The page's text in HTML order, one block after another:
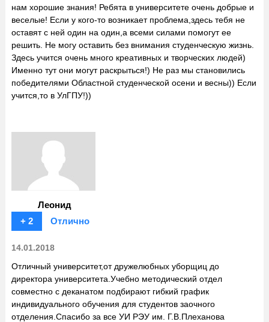
нам хорошие знания! Ребята в университете очень добрые и
веселые! Если у кого-то возникает проблема,здесь тебя не
оставят с ней один на один,а всеми силами помогут ее
решить. Не могу оставить без внимания студенческую жизнь.
Здесь учится очень много креативных и творческих людей)
Именно тут они могут раскрыться!) Не раз мы становились
победителями Областной студенческой осени и весны)) Если
учится,то в УлГПУ!))
Леонид
+ 2
Отлично
14.01.2018
Отличный университет,от дружелюбных уборщиц до
директора университета.Учебно методический отдел
совместно с деканатом подбирают гибкий график
индивидуального обучения для студентов заочного
отделения.Спасибо за все УИ РЭУ им. Г.В.Плеханова